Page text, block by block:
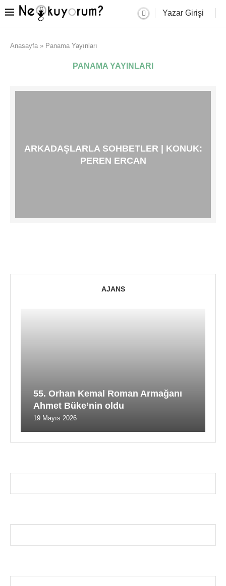
Yazar Girişi
Anasayfa » Panama Yayınları
PANAMA YAYINLARI
ARKADAŞLARLA SOHBETLER | KONUK:
PEREN ERCAN
AJANS
55. Orhan Kemal Roman Armağanı
Ahmet Büke’nin oldu
19 Mayıs 2026